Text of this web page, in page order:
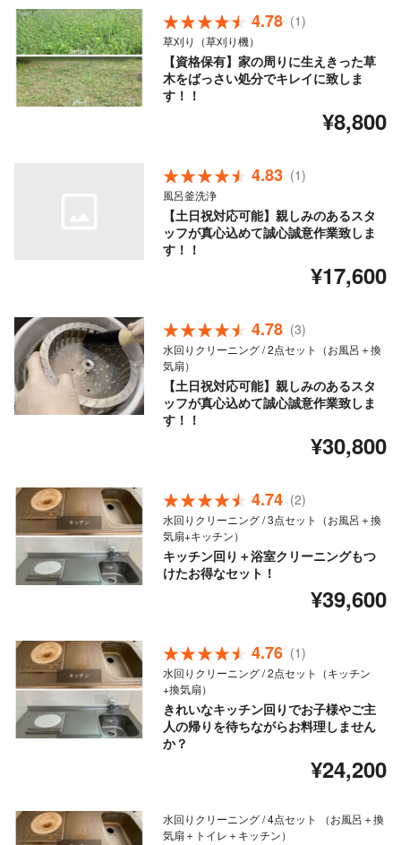
4.78 (1)
草刈り（草刈り機）
【資格保有】家の周りに生えきった草
木をばっさい処分でキレイに致しま
す！！
¥8,800
4.83 (1)
風呂釜洗浄
【土日祝対応可能】親しみのあるスタ
ッフが真心込めて誠心誠意作業致しま
す！！
¥17,600
4.78 (3)
水回りクリーニング / 2点セット（お風呂＋換
気扇）
【土日祝対応可能】親しみのあるスタ
ッフが真心込めて誠心誠意作業致しま
す！！
¥30,800
4.74 (2)
水回りクリーニング / 3点セット（お風呂＋換
気扇+キッチン）
キッチン回り＋浴室クリーニングもつ
けたお得なセット！
¥39,600
4.76 (1)
水回りクリーニング / 2点セット（キッチン
+換気扇）
きれいなキッチン回りでお子様やご主
人の帰りを待ちながらお料理しません
か？
¥24,200
水回りクリーニング / 4点セット （お風呂＋換
気扇＋トイレ＋キッチン）